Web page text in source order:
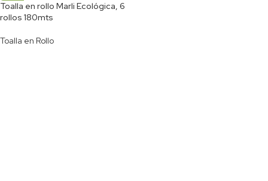
Toalla en rollo Marli Ecológica, 6
rollos 180mts
Toalla en Rollo